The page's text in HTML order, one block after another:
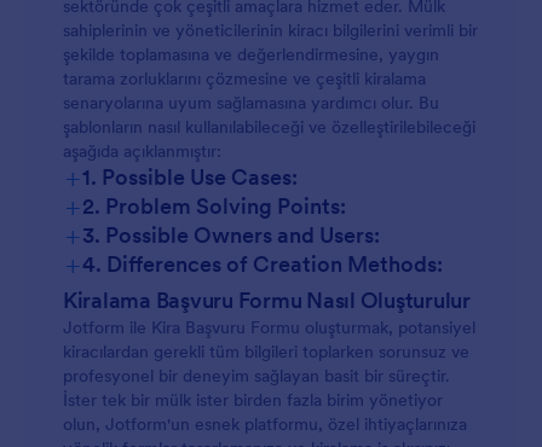
sektöründe çok çeşitli amaçlara hizmet eder. Mülk
sahiplerinin ve yöneticilerinin kiracı bilgilerini verimli bir
şekilde toplamasına ve değerlendirmesine, yaygın
tarama zorluklarını çözmesine ve çeşitli kiralama
senaryolarına uyum sağlamasına yardımcı olur. Bu
şablonların nasıl kullanılabileceği ve özelleştirilebileceği
aşağıda açıklanmıştır:
+1. Possible Use Cases:
+2. Problem Solving Points:
+3. Possible Owners and Users:
+4. Differences of Creation Methods:
Kiralama Başvuru Formu Nasıl Oluşturulur
Jotform ile Kira Başvuru Formu oluşturmak, potansiyel
kiracılardan gerekli tüm bilgileri toplarken sorunsuz ve
profesyonel bir deneyim sağlayan basit bir süreçtir.
İster tek bir mülk ister birden fazla birim yönetiyor
olun, Jotform'un esnek platformu, özel ihtiyaçlarınıza